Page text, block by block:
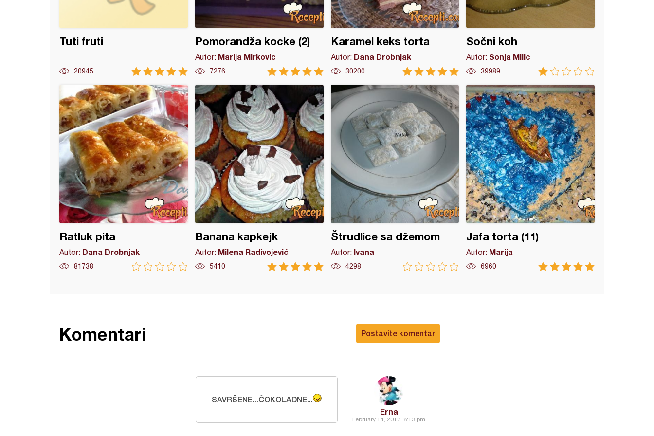
Tuti fruti
20945
Pomorandža kocke (2)
Autor: Marija Mirkovic
7276
Karamel keks torta
Autor: Dana Drobnjak
30200
Sočni koh
Autor: Sonja Milic
39989
Ratluk pita
Autor: Dana Drobnjak
81738
Banana kapkejk
Autor: Milena Radivojević
5410
Štrudlice sa džemom
Autor: Ivana
4298
Jafa torta (11)
Autor: Marija
6960
Postavite komentar
Komentari
Erna
February 14, 2013, 8:13 pm
SAVRŠENE...ČOKOLADNE...